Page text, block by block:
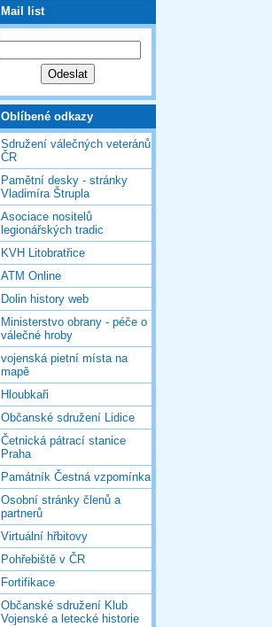
Mail list
Oblíbené odkazy
Sdružení válečných veteránů
ČR
Pamětní desky - stránky
Vladimíra Štrupla
Asociace nositelů
legionářských tradic
KVH Litobratřice
ATM Online
Dolin history web
Ministerstvo obrany - péče o
válečné hroby
vojenská pietní místa na
mapě
Hloubkaři
Občanské sdružení Lidice
Četnická pátrací stanice
Praha
Památník Čestná vzpomínka
Osobní stránky členů a
partnerů
Virtuální hřbitovy
Pohřebiště v ČR
Fortifikace
Občanské sdružení Klub
Vojenské a letecké historie